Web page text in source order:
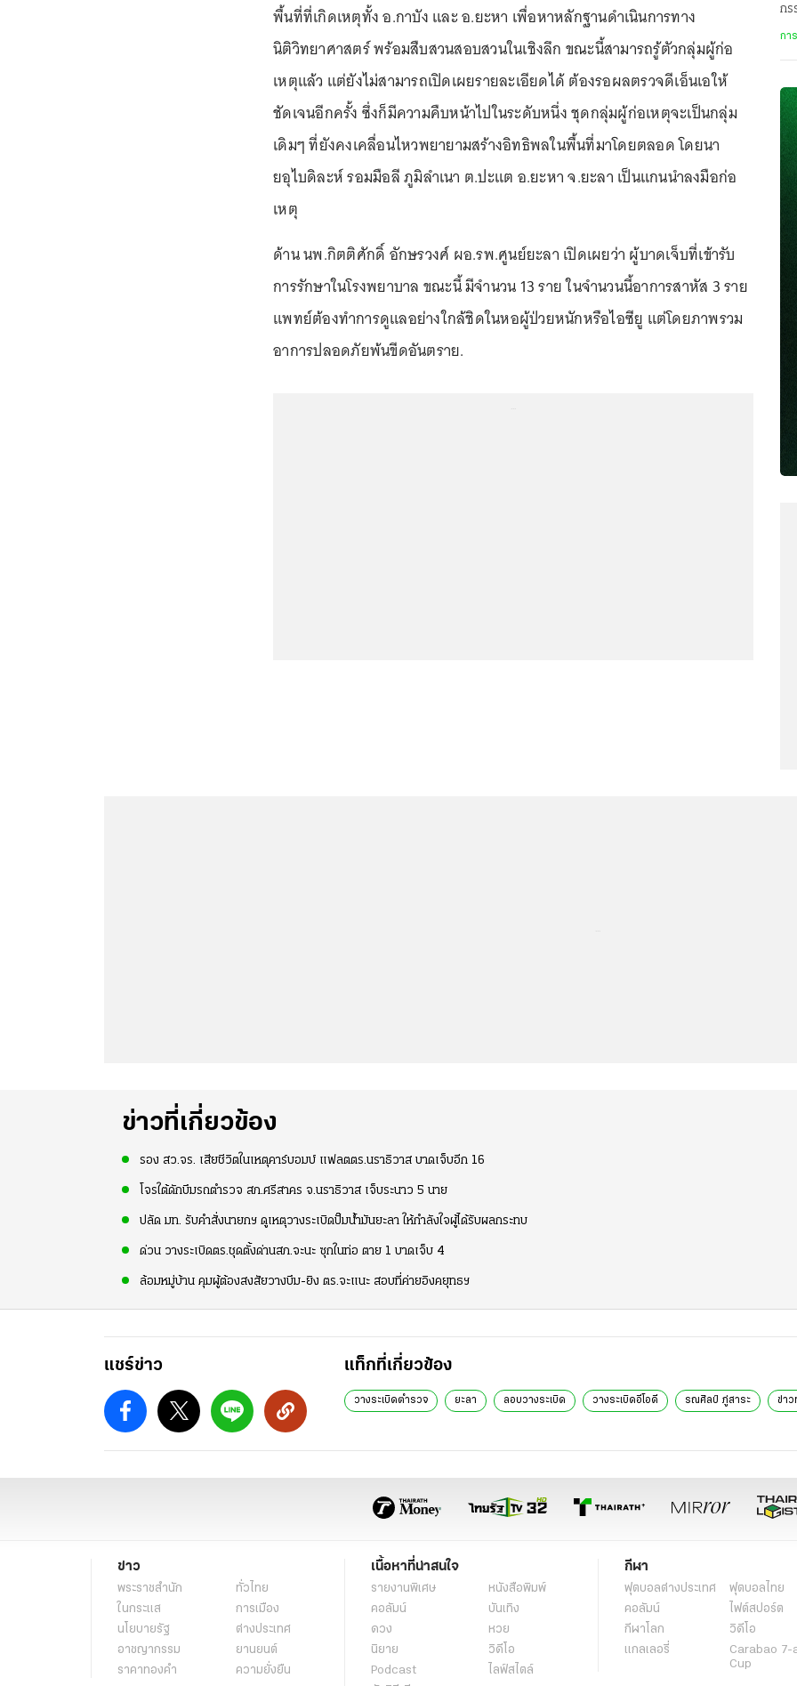
พื้นที่ที่เกิดเหตุทั้ง อ.กาบัง และ อ.ยะหา เพื่อหาหลักฐานดำเนินการทาง
นิติวิทยาศาสตร์ พร้อมสืบสวนสอบสวนในเชิงลึก ขณะนี้สามารถรู้ตัวกลุ่มผู้ก่อ
เหตุแล้ว แต่ยังไม่สามารถเปิดเผยรายละเอียดได้ ต้องรอผลตรวจดีเอ็นเอให้
ชัดเจนอีกครั้ง ซึ่งก็มีความคืบหน้าไปในระดับหนึ่ง ชุดกลุ่มผู้ก่อเหตุจะเป็นกลุ่ม
เดิมๆ ที่ยังคงเคลื่อนไหวพยายามสร้างอิทธิพลในพื้นที่มาโดยตลอด โดยนา
ยอุไบดิละห์ รอมมือลี ภูมิลำเนา ต.ปะแต อ.ยะหา จ.ยะลา เป็นแกนนำลงมือก่อ
เหตุ
ด้าน นพ.กิตติศักดิ์ อักษรวงศ์ ผอ.รพ.ศูนย์ยะลา เปิดเผยว่า ผู้บาดเจ็บที่เข้ารับ
การรักษาในโรงพยาบาล ขณะนี้ มีจำนวน 13 ราย ในจำนวนนี้อาการสาหัส 3 ราย
แพทย์ต้องทำการดูแลอย่างใกล้ชิดในหอผู้ป่วยหนักหรือไอซียู แต่โดยภาพรวม
อาการปลอดภัยพ้นขีดอันตราย.
กร
กา
ข่าวที่เกี่ยวข้อง
รอง สว.จร. เสียชีวิตในเหตุคาร์บอมบ์ แฟลตตร.นราธิวาส บาดเจ็บอีก 16
โจรใต้ดักบึมรถตำรวจ สภ.ศรีสาคร จ.นราธิวาส เจ็บระนาว 5 นาย
ปลัด มท. รับคำสั่งนายกฯ ดูเหตุวางระเบิดปั๊มน้ำมันยะลา ให้กำลังใจผู้ได้รับผลกระทบ
ด่วน วางระเบิดตร.ชุดตั้งด่านสภ.จะนะ ซุกในท่อ ตาย 1 บาดเจ็บ 4
ล้อมหมู่บ้าน คุมผู้ต้องสงสัยวางบึม-ยิง ตร.จะแนะ สอบที่ค่ายอิงคยุทธฯ
แชร์ข่าว แท็กที่เกี่ยวข้อง
วางระเบิดตำรวจ ยะลา ลอบวางระเบิด วางระเบิดอีโอดี รณศิลป์ ภู่สาระ ข่าว
ข่าว
พระราชสำนัก
ทั่วไทย
ในกระแส
การเมือง
นโยบายรัฐ
ต่างประเทศ
อาชญากรรม
ยานยนต์
ราคาทองคำ
ความยั่งยืน
เนื้อหาที่น่าสนใจ
รายงานพิเศษ
หนังสือพิมพ์
คอลัมน์
บันเทิง
ดวง
หวย
นิยาย
วิดีโอ
Podcast
ไลฟ์สไตล์
กีฬา
ฟุตบอลต่่างประเทศ
ฟุตบอลไทย
คอลัมน์
ไฟต์สปอร์ต
กีฬาโลก
วิดีโอ
แกลเลอรี่
Carabao 7-
Cup